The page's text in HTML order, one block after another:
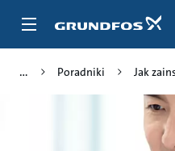
Poradniki Jak